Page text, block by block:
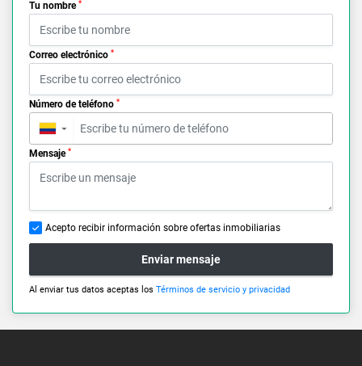
Tu nombre *
Correo electrónico *
Número de teléfono *
▼
Mensaje *
Acepto recibir información sobre ofertas inmobiliarias
Enviar mensaje
Al enviar tus datos aceptas los Términos de servicio y privacidad